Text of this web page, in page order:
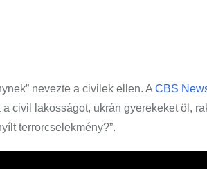
nevezte a civilek ellen. A CBS
civil lakosságot, ukrán gyerekeket öl,
terrorcselekmény?”.